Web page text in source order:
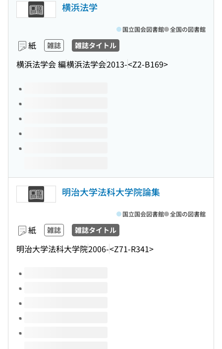
横浜法学
紙 雑誌 雑誌タイトル
横浜法学会 編横浜法学会2013-<Z2-B169>
国立国会図書館 全国の図書館
このタイトルの巻号
明治大学法科大学院論集
紙 雑誌 雑誌タイトル
明治大学法科大学院2006-<Z71-R341>
国立国会図書館 全国の図書館
このタイトルの巻号